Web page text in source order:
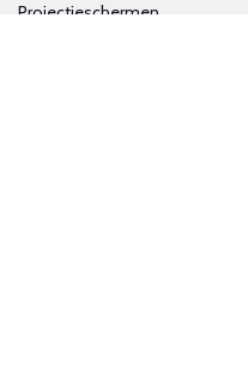
Projectieschermen